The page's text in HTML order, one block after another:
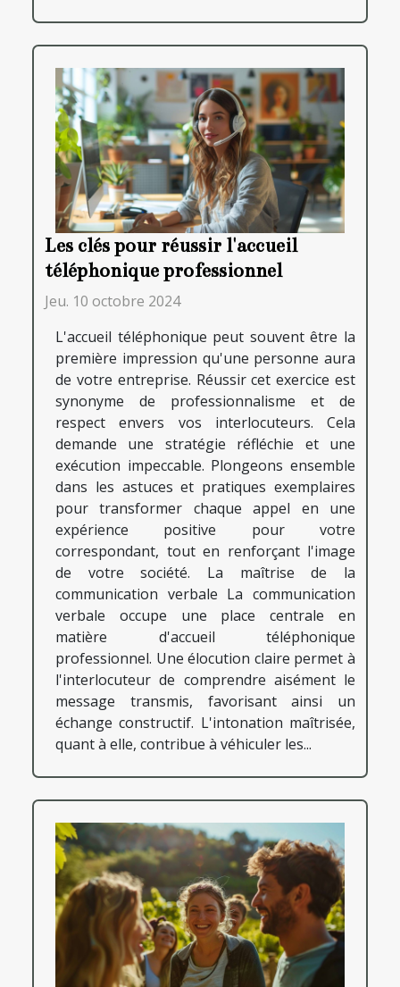
Les clés pour réussir l'accueil
téléphonique professionnel
Jeu. 10 octobre 2024
L'accueil téléphonique peut souvent être la
première impression qu'une personne aura
de votre entreprise. Réussir cet exercice est
synonyme de professionnalisme et de
respect envers vos interlocuteurs. Cela
demande une stratégie réfléchie et une
exécution impeccable. Plongeons ensemble
dans les astuces et pratiques exemplaires
pour transformer chaque appel en une
expérience positive pour votre
correspondant, tout en renforçant l'image
de votre société. La maîtrise de la
communication verbale La communication
verbale occupe une place centrale en
matière d'accueil téléphonique
professionnel. Une élocution claire permet à
l'interlocuteur de comprendre aisément le
message transmis, favorisant ainsi un
échange constructif. L'intonation maîtrisée,
quant à elle, contribue à véhiculer les...